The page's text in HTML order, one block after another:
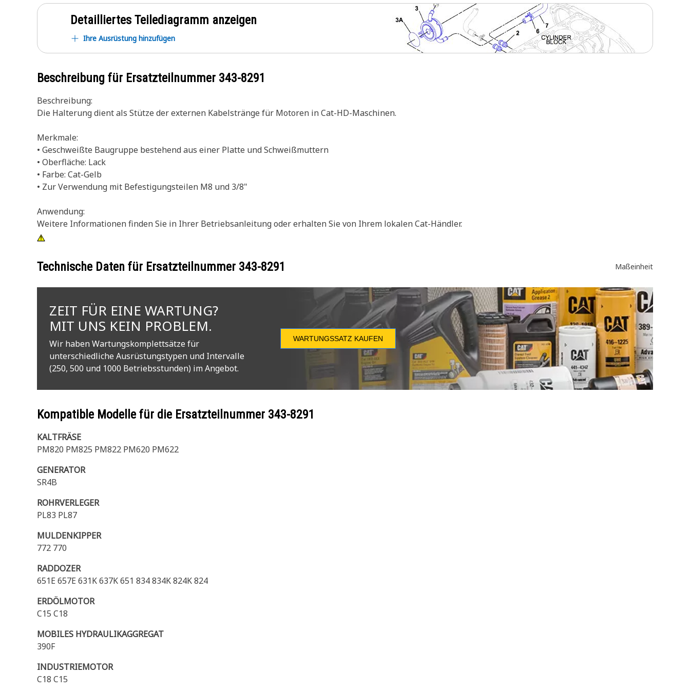
Detailliertes Teilediagramm anzeigen
Ihre Ausrüstung hinzufügen
Beschreibung für Ersatzteilnummer 343-8291
Beschreibung:
Die Halterung dient als Stütze der externen Kabelstränge für Motoren in Cat-HD-Maschinen.
Merkmale:
• Geschweißte Baugruppe bestehend aus einer Platte und Schweißmuttern
• Oberfläche: Lack
• Farbe: Cat-Gelb
• Zur Verwendung mit Befestigungsteilen M8 und 3/8"
Anwendung:
Weitere Informationen finden Sie in Ihrer Betriebsanleitung oder erhalten Sie von Ihrem lokalen Cat-Händler.
Technische Daten für Ersatzteilnummer 343-8291 Maßeinheit
ZEIT FÜR EINE WARTUNG?
MIT UNS KEIN PROBLEM.
Wir haben Wartungskomplettsätze für
unterschiedliche Ausrüstungstypen und Intervalle
(250, 500 und 1000 Betriebsstunden) im Angebot.
WARTUNGSSATZ KAUFEN
Kompatible Modelle für die Ersatzteilnummer 343-8291
KALTFRÄSE
PM820 PM825 PM822 PM620 PM622
GENERATOR
SR4B
ROHRVERLEGER
PL83 PL87
MULDENKIPPER
772 770
RADDOZER
651E 657E 631K 637K 651 834 834K 824K 824
ERDÖLMOTOR
C15 C18
MOBILES HYDRAULIKAGGREGAT
390F
INDUSTRIEMOTOR
C18 C15